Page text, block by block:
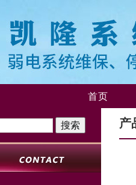
首页
产